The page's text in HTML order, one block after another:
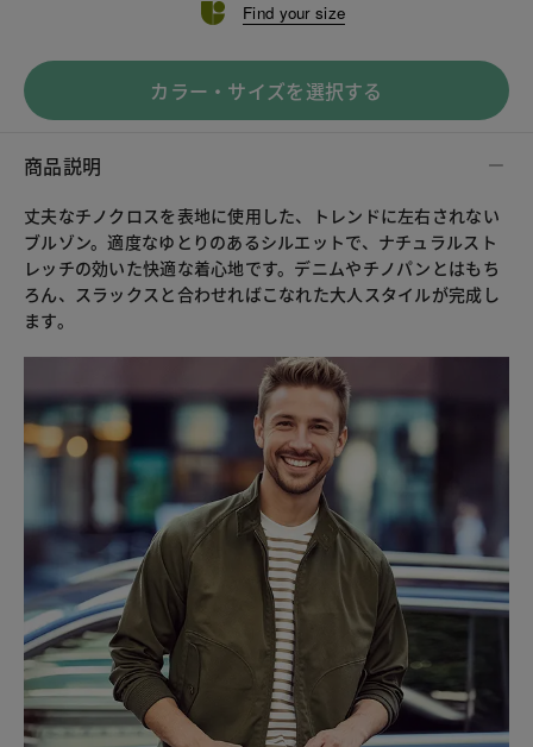
Find your size
カラー・サイズを選択する
商品説明
丈夫なチノクロスを表地に使用した、トレンドに左右されない
ブルゾン。適度なゆとりのあるシルエットで、ナチュラルスト
レッチの効いた快適な着心地です。デニムやチノパンとはもち
ろん、スラックスと合わせればこなれた大人スタイルが完成し
ます。